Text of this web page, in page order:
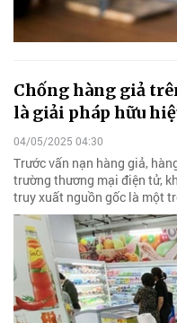
Chống hàng giả
là giải pháp hữu
04/05/2025 04:30
Trước vấn nạn hàng giả,
trường thương mại điện tử,
truy xuất nguồn gốc là một